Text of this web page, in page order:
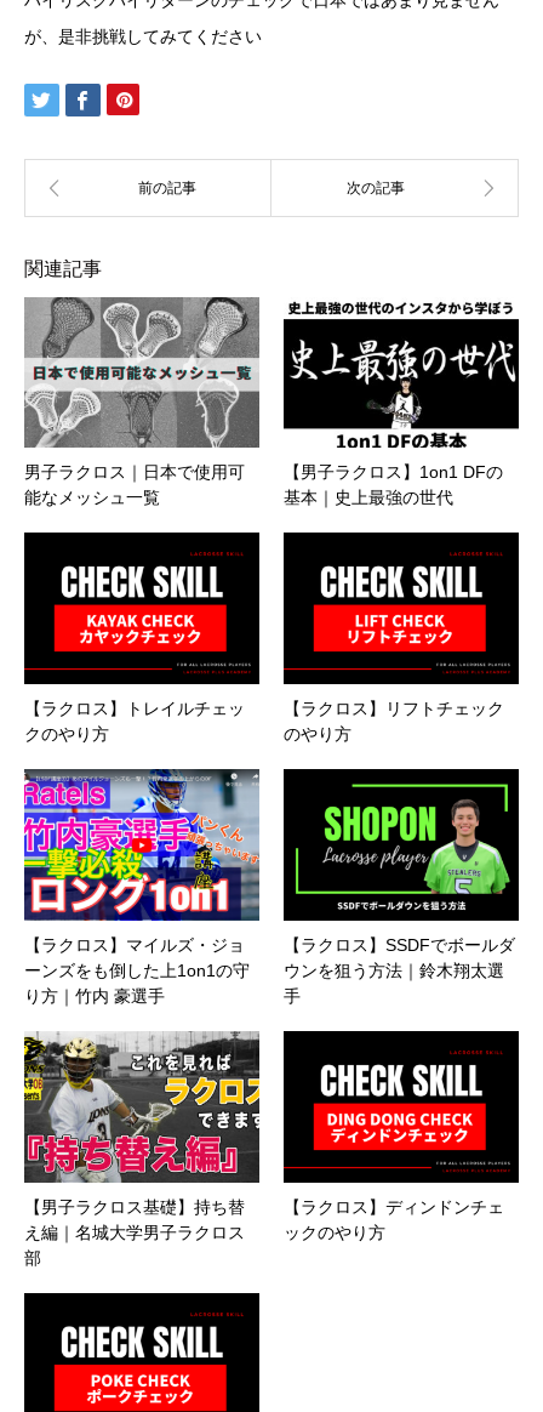
が、是非挑戦してみてください
関連記事
男子ラクロス｜日本で使用可
能なメッシュ一覧
【男子ラクロス】1on1 DFの
基本｜史上最強の世代
【ラクロス】トレイルチェッ
クのやり方
【ラクロス】リフトチェック
のやり方
【ラクロス】マイルズ・ジョ
ーンズをも倒した上1on1の守
り方｜竹内 豪選手
【ラクロス】SSDFでボールダ
ウンを狙う方法｜鈴木翔太選
手
【男子ラクロス基礎】持ち替
え編｜名城大学男子ラクロス
部
【ラクロス】ディンドンチェ
ックのやり方